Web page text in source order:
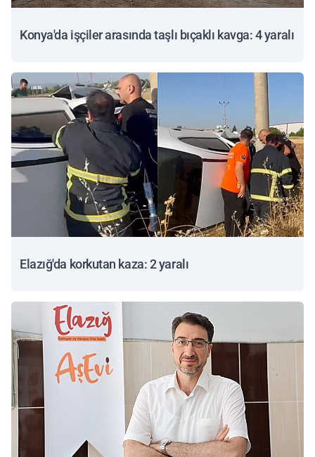
Konya'da işçiler arasında taşlı bıçaklı kavga: 4 yaralı
Elazığ'da korkutan kaza: 2 yaralı